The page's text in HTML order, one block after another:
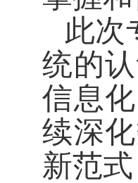
此次
统的
信息
续深化
新范式